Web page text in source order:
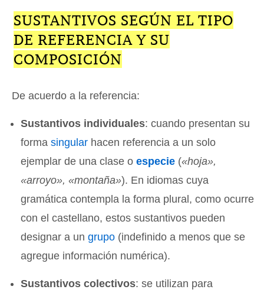
SUSTANTIVOS SEGÚN EL TIPO
DE REFERENCIA Y SU
COMPOSICIÓN
De acuerdo a la referencia:
Sustantivos individuales: cuando presentan su
formasingular hacen referencia a un solo
ejemplar de una clase oespecie («hoja»,
«arroyo», «montaña»). En idiomas cuya
gramática contempla la forma plural, como ocurre
con el castellano, estos sustantivos pueden
designar a ungrupo (indefinido a menos que se
agregue información numérica).
Sustantivos colectivos: se utilizan para